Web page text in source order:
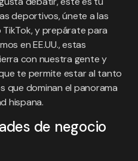
deportivos, únete a las
y prepárate para
en EE.UU., estas
con nuestra gente y
te permite estar al tanto
que dominan el panorama
hispana.
de negocio